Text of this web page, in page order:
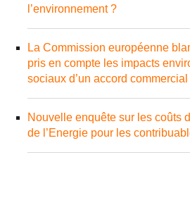
l’environnement ?
La Commission européenne
pris en compte les impacts
sociaux d’un accord
Nouvelle enquête sur les coûts
de l’Energie pour les